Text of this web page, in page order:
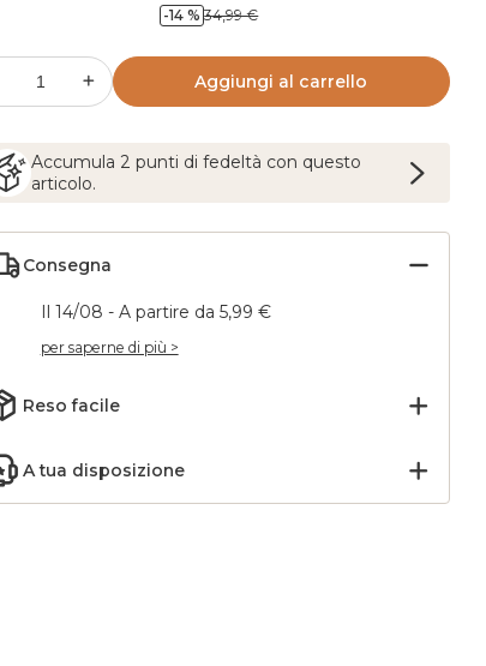
-14 % 34,99 €
Aggiungi al carrello
Accumula 2 punti di fedeltà con questo
articolo.
Consegna
Il 14/08 - A partire da 5,99 €
per saperne di più >
Reso facile
A tua disposizione
regolabile (140 x max
34,99 €